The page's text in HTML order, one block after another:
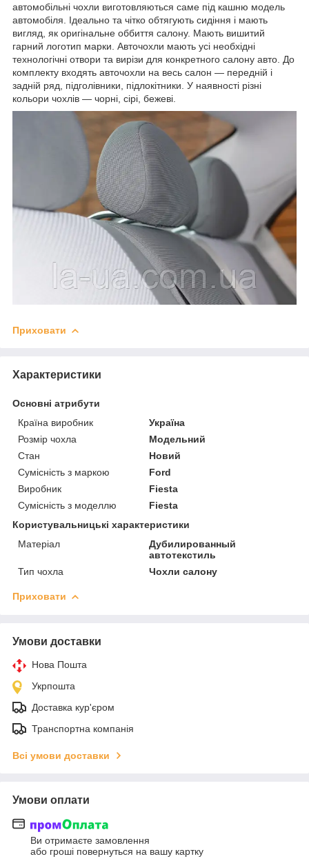
автомобільні чохли виготовляються саме під кашню модель
автомобіля. Ідеально та чітко обтягують сидіння і мають
вигляд, як оригінальне оббиття салону. Мають вишитий
гарний логотип марки. Авточохли мають усі необхідні
технологічні отвори та вирізи для конкретного салону авто. До
комплекту входять авточохли на весь салон — передній і
задній ряд, підголівники, підлокітники. У наявності різні
кольори чохлів — чорні, сірі, бежеві.
Приховати
Характеристики
Основні атрибути
Країна виробник
Україна
Розмір чохла
Модельний
Стан
Новий
Сумісність з маркою
Ford
Виробник
Fiesta
Сумісність з моделлю
Fiesta
Користувальницькі характеристики
Матеріал
Дубилированный
автотекстиль
Тип чохла
Чохли салону
Приховати
Умови доставки
Нова Пошта
Укрпошта
Доставка кур'єром
Транспортна компанія
Всі умови доставки
Умови оплати
Ви отримаєте замовлення
або гроші повернуться на вашу картку